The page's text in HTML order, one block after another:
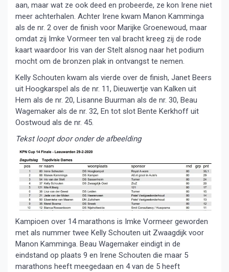
aan, maar wat ze ook deed en probeerde, ze kon Irene niet
meer achterhalen. Achter Irene kwam Manon Kamminga
als de nr. 2 over de finish voor Marijke Groenewoud, maar
omdat zij Imke Vormeer ten val bracht kreeg zij de rode
kaart waardoor Iris van der Stelt alsnog naar het podium
mocht om de bronzen plak in ontvangst te nemen.
Kelly Schouten kwam als vierde over de finish, Janet Beers
uit Hoogkarspel als de nr. 11, Dieuwertje van Kalken uit
Hem als de nr. 20, Lisanne Buurman als de nr. 30, Beau
Wagemaker als de nr. 32, En tot slot Bente Kerkhoff uit
Oostwoud als de nr. 45.
Tekst loopt door onder de afbeelding
Kampioen over 14 marathons is Imke Vormeer geworden
met als nummer twee Kelly Schouten uit Zwaagdijk voor
Manon Kamminga. Beau Wagemaker eindigt in de
eindstand op plaats 9 en Irene Schouten die maar 5
marathons heeft meegedaan en 4 van de 5 heeft